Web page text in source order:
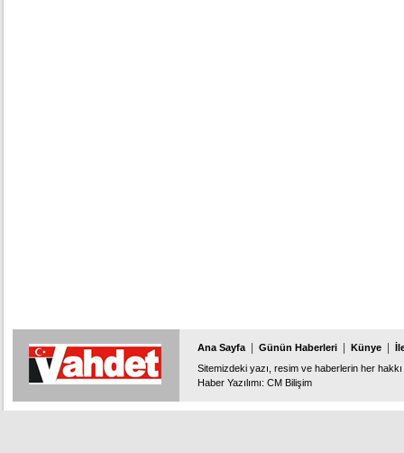
Ana Sayfa Günün Haberleri Künye
Sitemizdeki yazı, resim ve haberlerin her
Haber Yazılımı: CM Bilişim